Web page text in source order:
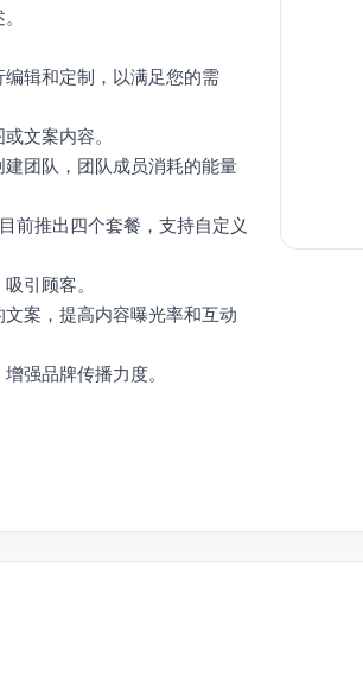
辑和定制，以满足您的需
文案内容。
团队，团队成员消耗的能量
前推出四个套餐，支持自定义
引顾客。
案，提高内容曝光率和互动
强品牌传播力度。